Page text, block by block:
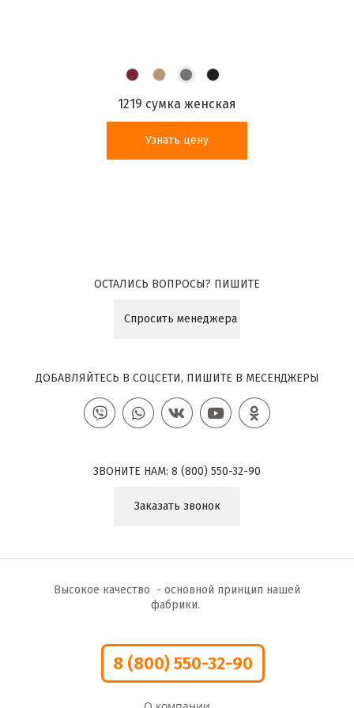
1219 сумка женская
Узнать цену
ОСТАЛИСЬ ВОПРОСЫ? ПИШИТЕ
Спросить менеджера
ДОБАВЛЯЙТЕСЬ В СОЦСЕТИ, ПИШИТЕ В МЕСЕНДЖЕРЫ
ЗВОНИТЕ НАМ: 8 (800) 550-32-90
Заказать звонок
Высокое качество - основной принцип нашей
фабрики.
8 (800) 550-32-90